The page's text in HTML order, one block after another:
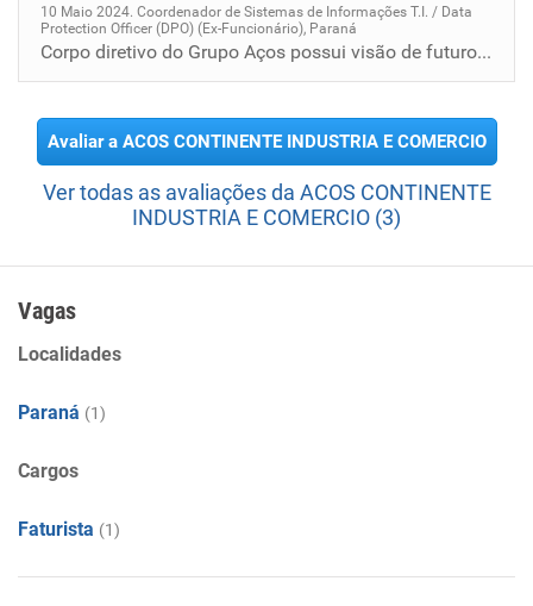
10 Maio 2024. Coordenador de Sistemas de Informações T.I. / Data
Protection Officer (DPO) (Ex-Funcionário), Paraná
Corpo diretivo do Grupo Aços possui visão de futuro, buscando desafios que possam ser aplicados, sempre em parceria com...
Avaliar a ACOS CONTINENTE INDUSTRIA E COMERCIO
Ver todas as avaliações da ACOS CONTINENTE
INDUSTRIA E COMERCIO (3)
Vagas
Localidades
Paraná (1)
Cargos
Faturista (1)